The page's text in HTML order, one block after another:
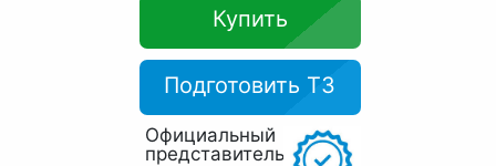
Купить
Подготовить ТЗ
Официальный
представитель